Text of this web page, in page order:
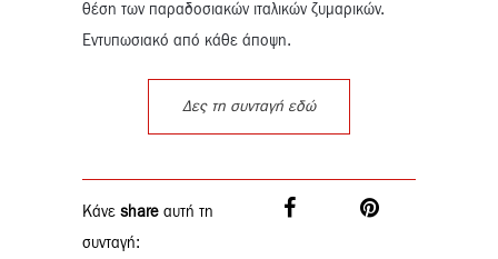
θέση των παραδοσιακών ιταλικών ζυμαρικών.
Εντυπωσιακό από κάθε άποψη.
Δες τη συνταγή εδώ
Κάνε share αυτή τη
συνταγή: